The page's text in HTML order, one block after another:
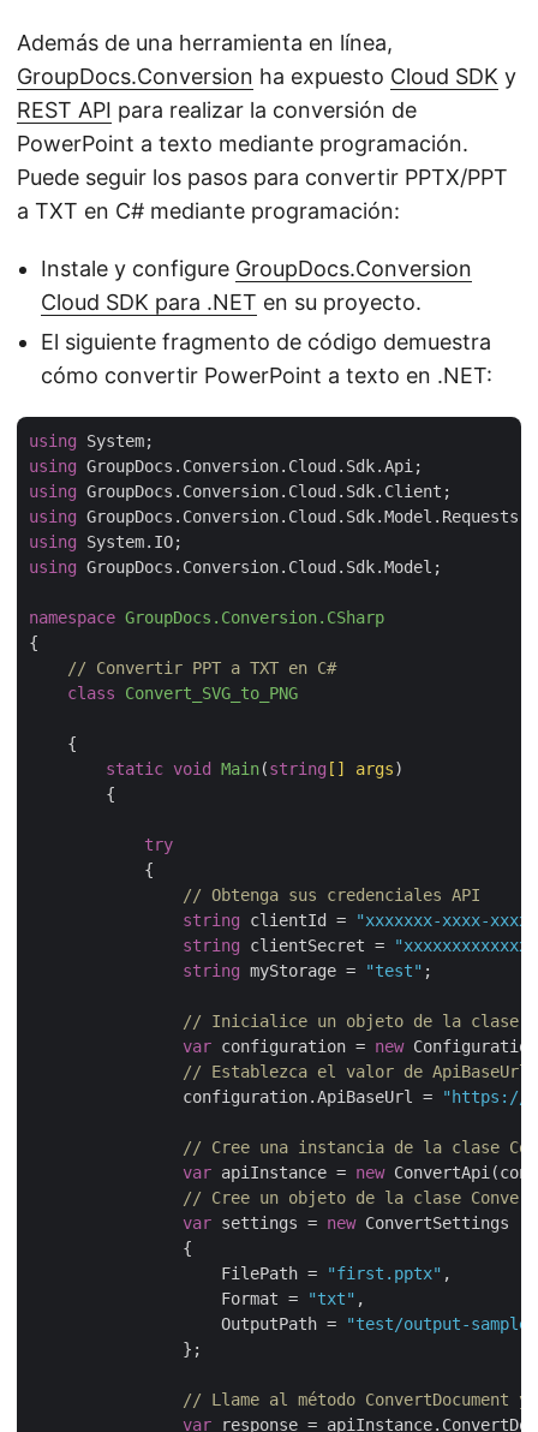
Además de una herramienta en línea,
GroupDocs.Conversion ha expuesto Cloud SDK y
REST API para realizar la conversión de
PowerPoint a texto mediante programación.
Puede seguir los pasos para convertir PPTX/PPT
a TXT en C# mediante programación:
Instale y configure GroupDocs.Conversion
Cloud SDK para .NET en su proyecto.
El siguiente fragmento de código demuestra
cómo convertir PowerPoint a texto en .NET:
using
using
using
using
using
using GroupDocs.Conversion.Cloud.Sdk.Model;
namespace GroupDocs.Conversion.CSharp
{
// Convertir PPT a TXT en C#
class
Convert_SVG_to_PNG
    {
static void Main(string [] args)
        {
try
            {
// Obtenga sus credenciales API
string clientId =
"xxxxxxx-xxxx-
string clientSecret =
string myStorage = "test" ;
// Inicialice un objeto de la clase
var configuration = new
// Establezca el valor de ApiBaseUrl
                configuration.ApiBaseUrl =
"https://
// Cree una instancia de la clase
var apiInstance = new
// Cree un objeto de la clase
var settings = new ConvertSettings
                {
                    FilePath =
"first.pptx" ,
                    Format =
"txt" ,
                    OutputPath =
"test/output-
                };
// Llame al método ConvertDocument
var response =